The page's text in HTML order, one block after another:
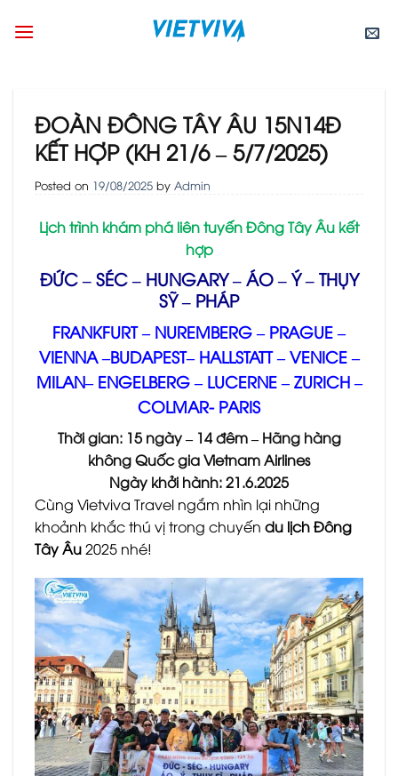
ĐOÀN ĐÔNG TÂY ÂU 15N14Đ
KẾT HỢP (KH 21/6 – 5/7/2025)
Posted on 19/08/2025 by Admin
Lịch trình khám phá liên tuyến Đông Tây Âu kết
hợp
ĐỨC – SÉC – HUNGARY – ÁO – Ý – THỤY
SỸ – PHÁP
FRANKFURT – NUREMBERG – PRAGUE –
VIENNA –BUDAPEST– HALLSTATT – VENICE –
MILAN– ENGELBERG – LUCERNE – ZURICH –
COLMAR- PARIS
Thời gian: 15 ngày – 14 đêm – Hãng hàng
không Quốc gia Vietnam Airlines
Ngày khởi hành: 21.6.2025
Cùng Vietviva Travel ngắm nhìn lại những
khoảnh khắc thú vị trong chuyến du lịch Đông
Tây Âu2025 nhé!